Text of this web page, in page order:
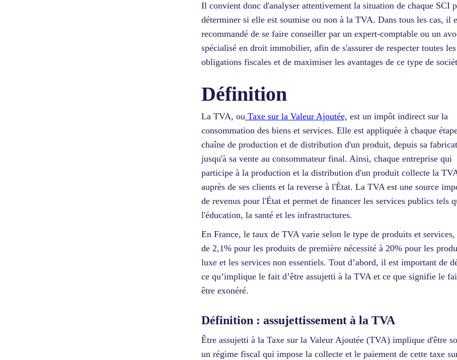
Il convient donc d'analyser attentivement la situation de chaque SCI
déterminer si elle est soumise ou non à la TVA. Dans tous les cas, il
recommandé de se faire conseiller par un expert-comptable ou un
spécialisé en droit immobilier, afin de s'assurer de respecter toutes les
obligations fiscales et de maximiser les avantages de ce type de
Définition
La TVA, ou Taxe sur la Valeur Ajoutée, est un impôt indirect sur la
consommation des biens et services. Elle est appliquée à chaque
chaîne de production et de distribution d'un produit, depuis sa
jusqu'à sa vente au consommateur final. Ainsi, chaque entreprise qui
participe à la production et la distribution d'un produit collecte la
auprès de ses clients et la reverse à l'État. La TVA est une source
de revenus pour l'État et permet de financer les services publics tels
l'éducation, la santé et les infrastructures.
En France, le taux de TVA varie selon le type de produits et
de 2,1% pour les produits de première nécessité à 20% pour les
luxe et les services non essentiels. Tout d’abord, il est important de
ce qu’implique le fait d’être assujetti à la TVA et ce que signifie le
être exonéré.
Définition : assujettissement à la TVA
Être assujetti à la Taxe sur la Valeur Ajoutée (TVA) implique d'être
un régime fiscal qui impose la collecte et le paiement de cette taxe